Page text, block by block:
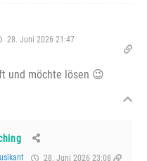
28. Juni 2026 21:47
und möchte lösen 😉
28. Juni 2026 23:08